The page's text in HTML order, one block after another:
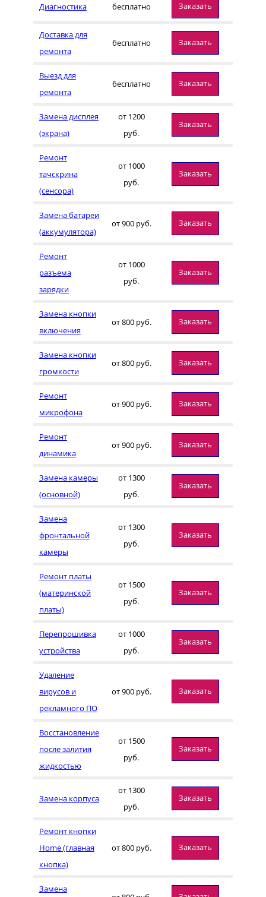
Диагностика бесплатно Заказать
Доставка для
ремонта
бесплатно Заказать
Выезд для
ремонта
бесплатно Заказать
Замена дисплея
(экрана)
от 1200
руб.
Заказать
Ремонт
тачскрина
(сенсора)
от 1000
руб.
Заказать
Замена батареи
(аккумулятора)
от 900 руб. Заказать
Ремонт
разъема
зарядки
от 1000
руб.
Заказать
Замена кнопки
включения
от 800 руб. Заказать
Замена кнопки
громкости
от 800 руб. Заказать
Ремонт
микрофона
от 900 руб. Заказать
Ремонт
динамика
от 900 руб. Заказать
Замена камеры
(основной)
от 1300
руб.
Заказать
Замена
фронтальной
камеры
от 1300
руб.
Заказать
Ремонт платы
(материнской
платы)
от 1500
руб.
Заказать
Перепрошивка
устройства
от 1000
руб.
Заказать
Удаление
вирусов и
рекламного ПО
от 900 руб. Заказать
Восстановление
после залития
жидкостью
от 1500
руб.
Заказать
Замена корпуса
от 1300
руб.
Заказать
Ремонт кнопки
Home (главная
кнопка)
от 800 руб. Заказать
Замена